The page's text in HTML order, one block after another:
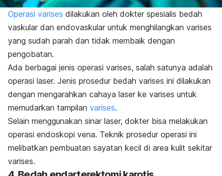
Operasi varises dilakukan oleh dokter spesialis bedah
vaskular dan endovaskular untuk menghilangkan varises
yang sudah parah dan tidak membaik dengan
pengobatan.
Ada berbagai jenis operasi varises, salah satunya adalah
operasi laser. Jenis prosedur bedah varises ini dilakukan
dengan mengarahkan cahaya laser ke varises untuk
memudarkan tampilan varises.
Selain menggunakan sinar laser, dokter bisa melakukan
operasi endoskopi vena. Teknik prosedur operasi ini
melibatkan pembuatan sayatan kecil di area kulit sekitar
varises.